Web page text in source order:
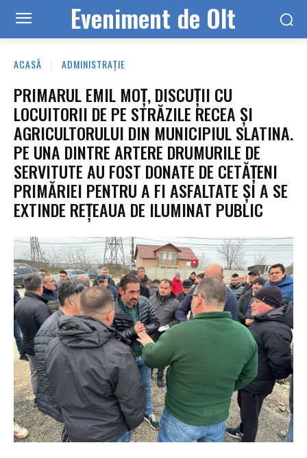
Eveniment de Olt
ACASĂ ADMINISTRAȚIE
PRIMARUL EMIL MOȚ, DISCUȚII CU
LOCUITORII DE PE STRĂZILE RECEA ȘI
AGRICULTORULUI DIN MUNICIPIUL SLATINA.
PE UNA DINTRE ARTERE DRUMURILE DE
SERVITUTE AU FOST DONATE DE CETĂȚENI
PRIMĂRIEI PENTRU A FI ASFALTATE ȘI A SE
EXTINDE REȚEAUA DE ILUMINAT PUBLIC